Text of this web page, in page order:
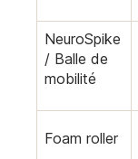
NeuroSpike
/ Balle de
mobilité
Foam roller